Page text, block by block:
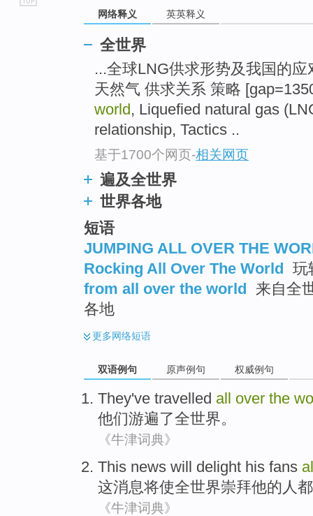
网络释义 英英释义
全世界
...全球LNG供求形势及我国的
天然气 供求关系 策略
world , Liquefied natural gas
relationship, Tactics ..
基于1700个网页-相关网页
遍及全世界
世界各地
短语
JUMPING ALL OVER THE
Rocking All Over The World
玩
from all over the world
来自全
各地
更多网络短语
双语例句 原声例句 权威例句
They've travelled all over the
他们游遍了全世界。
《牛津词典》
This news will delight his fans
这消息将使全世界崇拜他的人 都
《牛津词典》